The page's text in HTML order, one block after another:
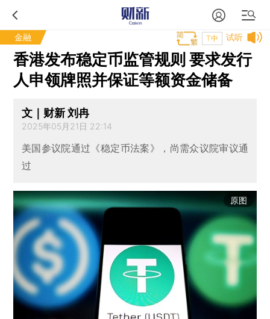
金融 试听
T中
香港发布稳定币监管规则 要求发行
人申领牌照并保证等额资金储备
文｜财新 刘冉
2025年05月21日 22:14
美国参议院通过《稳定币法案》，尚需众议院审议通
过
原图